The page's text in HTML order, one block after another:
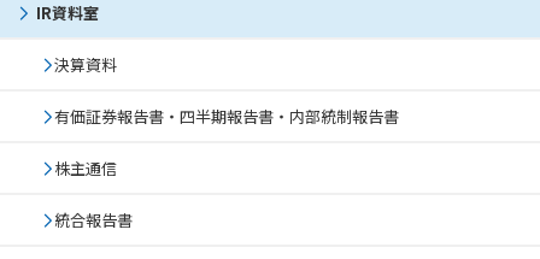
IR資料室
決算資料
有価証券報告書・四半期報告書・内部統制報告書
株主通信
統合報告書